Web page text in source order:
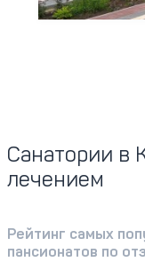
Санатории в
лечением
Рейтинг самых
пансионатов по